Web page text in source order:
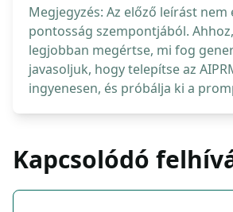
Megjegyzés: Az előző leírást
pontosság szempontjából.
legjobban megértse, mi fog
javasoljuk, hogy telepítse az
ingyenesen, és próbálja ki a
Kapcsolódó